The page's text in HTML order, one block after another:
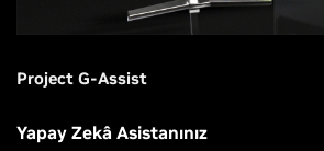
Project G-Assist
Yapay Zekâ Asistanınız